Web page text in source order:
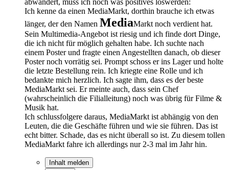
Ich kenne da einen MediaMarkt, dorthin brauche ich etwas
länger, der den Namen MediaMarkt noch verdient hat.
Sein Multimedia-Angebot ist riesig und ich finde dort Dinge,
die ich nicht für möglich gehalten habe. Ich suchte nach
einem Poster und fragte einen Angestellten danach, ob dieser
Poster noch vorrätig sei. Prompt schoss er ins Lager und holte
die letzte Bestellung rein. Ich kriegte eine Rolle und ich
bedankte mich herzlich. Ich sagte ihm, dass es der beste
MediaMarkt sei. Er meinte auch, dass sein Chef
(wahrscheinlich die Filialleitung) noch was übrig für Filme &
Musik hat.
Ich schlussfolgere daraus, MediaMarkt ist abhängig von den
Leuten, die die Geschäfte führen und wie sie führen. Das ist
echt bitter. Schade, das es nicht überall so ist. Zu diesem tollen
MediaMarkt fahre ich allerdings nur 2-3 mal im Jahr hin.
Inhalt melden